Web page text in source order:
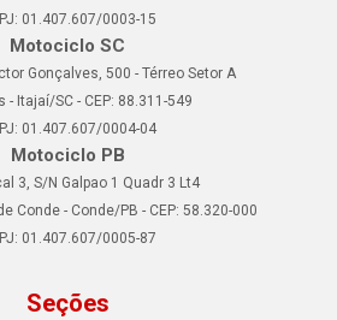
01.407.607/0003-15
Motociclo SC
Gonçalves, 500 - Térreo Setor A
- Itajaí/SC - CEP: 88.311-549
01.407.607/0004-04
Motociclo PB
3, S/N Galpao 1 Quadr 3 Lt4
Conde - Conde/PB - CEP: 58.320-000
01.407.607/0005-87
Seções